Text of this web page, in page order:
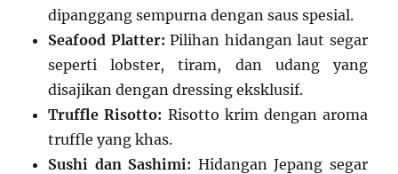
dipanggang sempurna dengan saus spesial.
Seafood Platter: Pilihan hidangan laut segar
seperti lobster, tiram, dan udang yang
disajikan dengan dressing eksklusif.
Truffle Risotto: Risotto krim dengan aroma
truffle yang khas.
Sushi dan Sashimi: Hidangan Jepang segar